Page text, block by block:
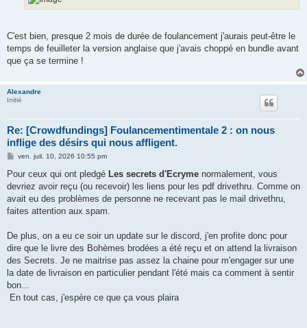
C'est bien, presque 2 mois de durée de foulancement j'aurais peut-être le
temps de feuilleter la version anglaise que j'avais choppé en bundle avant
que ça se termine !
Alexandre
Initié
Re: [Crowdfundings] Foulancementimentale 2 : on nous
inflige des désirs qui nous affligent.
M
s
a
g
ven. juil. 10, 2026 10:55 pm
Pour ceux qui ont pledgé Les secrets d'Ecryme normalement, vous
devriez avoir reçu (ou recevoir) les liens pour les pdf drivethru. Comme on
avait eu des problèmes de personne ne recevant pas le mail drivethru,
faites attention aux spam.
De plus, on a eu ce soir un update sur le discord, j'en profite donc pour
dire que le livre des Bohèmes brodées a été reçu et on attend la livraison
des Secrets. Je ne maitrise pas assez la chaine pour m'engager sur une
la date de livraison en particulier pendant l'été mais ca comment à sentir
bon...
En tout cas, j'espère ce que ça vous plaira